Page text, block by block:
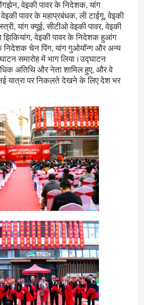
वेइकी पावर के निदेशक, यांग
पावर के महाप्रबंधक, ली टाईगू, वेइकी
यांग क्यूई, सीटीओ वेइकी पावर, वेइकी
झिकियांग, वेइकी पावर के निदेशक हुआंग
निदेशक चेन पिंग, यांग गुओयॉन्ग और अन्य
समारोह में भाग लिया।उद्घाटन
अतिथि और नेता शामिल हुए, और वे
यात्रा पर निकलते देखने के लिए देश भर